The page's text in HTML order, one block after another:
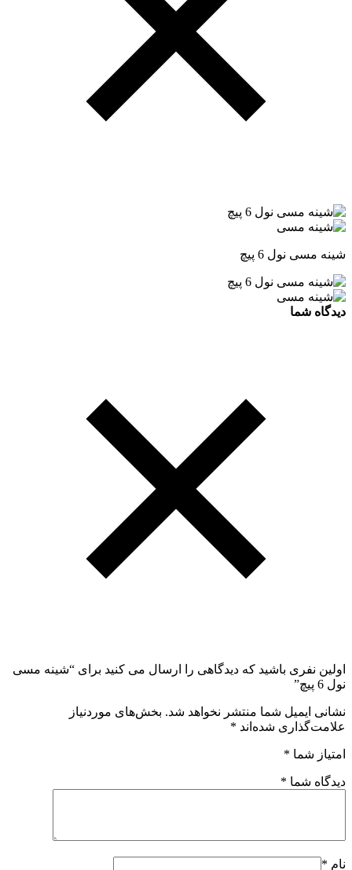
شینه مسی نول 6 پیچ
دیدگاه شما
اولین نفری باشید که دیدگاهی را ارسال می کنید برای “شینه مسی
نول 6 پیچ”
نشانی ایمیل شما منتشر نخواهد شد. بخش‌های موردنیاز
علامت‌گذاری شده‌اند *
امتیاز شما *
دیدگاه شما *
نام *